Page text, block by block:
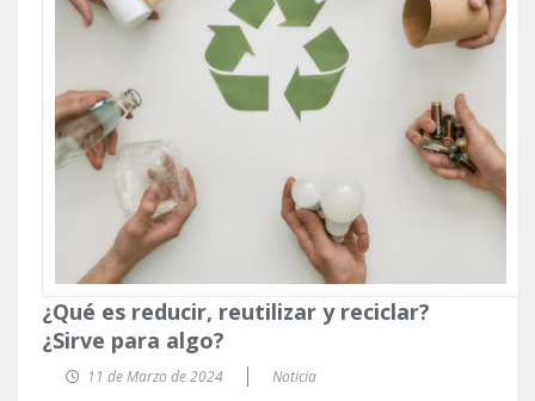
¿Qué es reducir, reutilizar y reciclar?
¿Sirve para algo?
11 de Marzo de 2024 Noticia